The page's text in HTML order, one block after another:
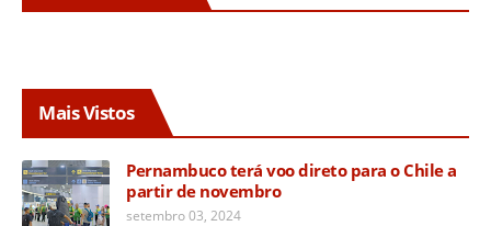
Mais Vistos
Pernambuco terá voo direto para o Chile a
partir de novembro
setembro 03, 2024